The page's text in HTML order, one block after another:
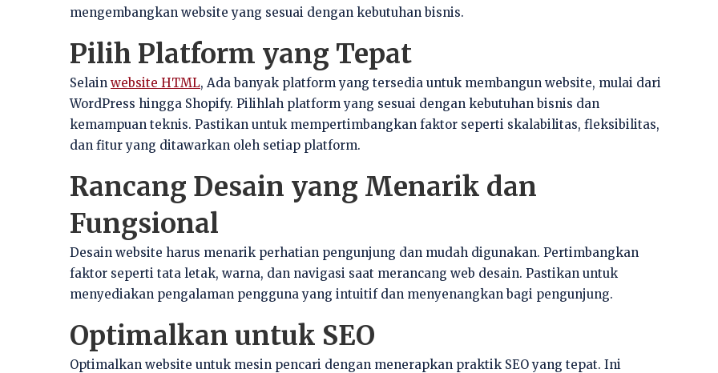
mengembangkan website yang sesuai dengan kebutuhan bisnis.
Pilih Platform yang Tepat
Selain website HTML, Ada banyak platform yang tersedia untuk membangun website, mulai dari
WordPress hingga Shopify. Pilihlah platform yang sesuai dengan kebutuhan bisnis dan
kemampuan teknis. Pastikan untuk mempertimbangkan faktor seperti skalabilitas, fleksibilitas,
dan fitur yang ditawarkan oleh setiap platform.
Rancang Desain yang Menarik dan
Fungsional
Desain website harus menarik perhatian pengunjung dan mudah digunakan. Pertimbangkan
faktor seperti tata letak, warna, dan navigasi saat merancang web desain. Pastikan untuk
menyediakan pengalaman pengguna yang intuitif dan menyenangkan bagi pengunjung.
Optimalkan untuk SEO
Optimalkan website untuk mesin pencari dengan menerapkan praktik SEO yang tepat. Ini